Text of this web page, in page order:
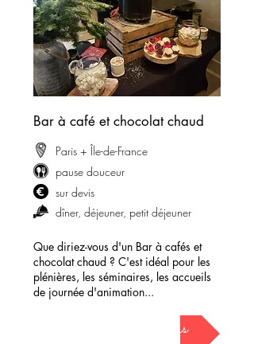
Bar à café et chocolat chaud
Paris + Île-de-France
pause douceur
sur devis
dîner, déjeuner, petit déjeuner
Que diriez-vous d'un Bar à cafés et
chocolat chaud ? C'est idéal pour les
plénières, les séminaires, les accueils
de journée d'animation...
demander mon devis